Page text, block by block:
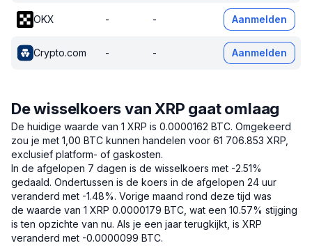
OKX - - Aanmelden
Crypto.com - - Aanmelden
De wisselkoers van XRP gaat omlaag
De huidige waarde van 1 XRP is 0.0000162 BTC. Omgekeerd
zou je met 1,00 BTC kunnen handelen voor 61 706.853 XRP,
exclusief platform- of gaskosten.
In de afgelopen 7 dagen is de wisselkoers met -2.51%
gedaald. Ondertussen is de koers in de afgelopen 24 uur
veranderd met -1.48%. Vorige maand rond deze tijd was
de waarde van 1 XRP 0.0000179 BTC, wat een 10.57% stijging
is ten opzichte van nu. Als je een jaar terugkijkt, is XRP
veranderd met -0.0000099 BTC.